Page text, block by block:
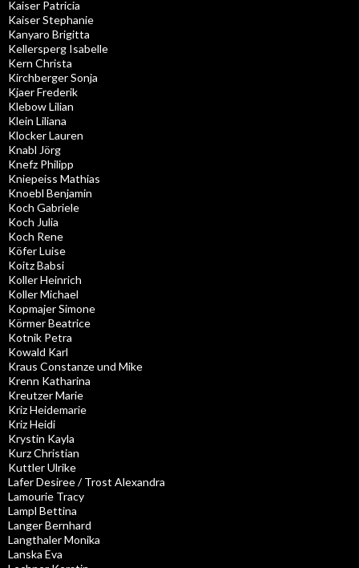
Kaiser Patricia
Kaiser Stephanie
Kanyaro Brigitta
Kellersperg Isabelle
Kern Christa
Kirchberger Sonja
Kjaer Frederik
Klebow Lilian
Klein Liliana
Klocker Lauren
Knabl Jörg
Knefz Philipp
Kniepeiss Mathias
Knoebl Benjamin
Koch Gabriele
Koch Julia
Koch Rene
Köfer Luise
Koitz Babsi
Koller Heinrich
Koller Michael
Kopmajer Simone
Körmer Beatrice
Kotnik Petra
Kowald Karl
Kraus Constanze und Mike
Krenn Katharina
Kreutzer Marie
Kriz Heidemarie
Kriz Heidi
Krystin Kayla
Kurz Christian
Kuttler Ulrike
Lafer Desiree / Trost Alexandra
Lamourie Tracy
Lampl Bettina
Langer Bernhard
Langthaler Monika
Lanska Eva